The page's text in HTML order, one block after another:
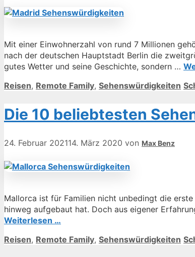
Mit einer Einwohnerzahl von rund 7 Millionen
nach der deutschen Hauptstadt Berlin die
gutes Wetter und seine Geschichte, sondern …
Kategorien
Reisen, Remote Family, Sehenswürdigkeiten
Die 10 beliebtesten
24. Februar 202114. März 2020 von Max Benz
Mallorca ist für Familien nicht unbedingt die
hinweg aufgebaut hat. Doch aus eigener
Weiterlesen …
Kategorien
Reisen, Remote Family, Sehenswürdigkeiten